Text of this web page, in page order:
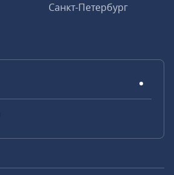
Санкт-Петербург